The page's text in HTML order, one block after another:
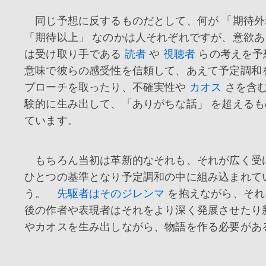
同じ予想に反するものだとして、何が 「期待
「期待以上」 なのかは人それぞれですが、意欲
は受け取り手である 読者 や 視聴者 らの考えを
意味で彼らの感受性を信頼して、あえて予定調和
プローチを取ったり、不確実性や カオス さを含
験的に生み出して、「ありがちな話」 を超える
ています。
もちろん当初は革新的なそれも、それが広く受
ひとつの基準となり予定調和の中に組み込まれて
う。 先駆者はそのジレンマ を抱えながら、そ
後の作者や表現者はそれをより深く発展させたり
やカオスを生み出しながら、物語を作る必要があ